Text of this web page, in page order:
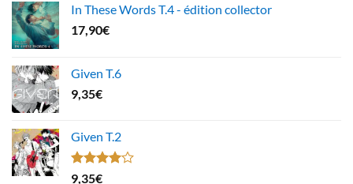
In These Words T.4 - édition collector
17,90€
Given T.6
9,35€
Given T.2
Note
9,35€